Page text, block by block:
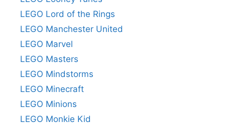
LEGO Lord of the Rings
LEGO Manchester United
LEGO Marvel
LEGO Masters
LEGO Mindstorms
LEGO Minecraft
LEGO Minions
LEGO Monkie Kid